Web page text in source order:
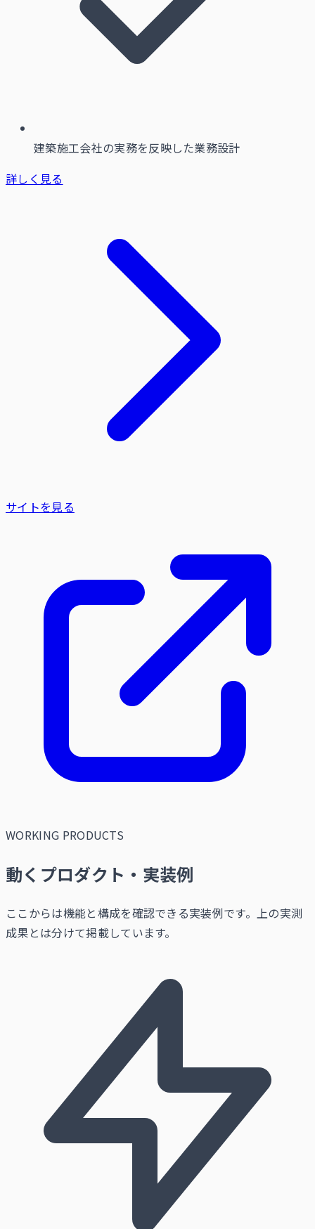
建築施工会社の実務を反映した業務設計
詳しく見る
サイトを見る
WORKING PRODUCTS
動くプロダクト・実装例
ここからは機能と構成を確認できる実装例です。上の実測
成果とは分けて掲載しています。